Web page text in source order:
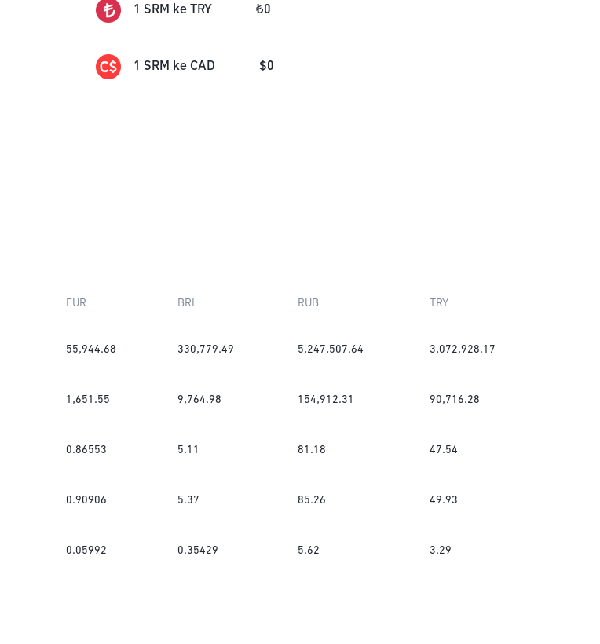
1 SRM ke TRY ₺0
1 SRM ke CAD $0
EUR BRL RUB TRY
55,944.68 330,779.49 5,247,507.64 3,072,928.17
1,651.55 9,764.98 154,912.31 90,716.28
0.86553 5.11 81.18 47.54
0.90906 5.37 85.26 49.93
0.05992 0.35429 5.62 3.29